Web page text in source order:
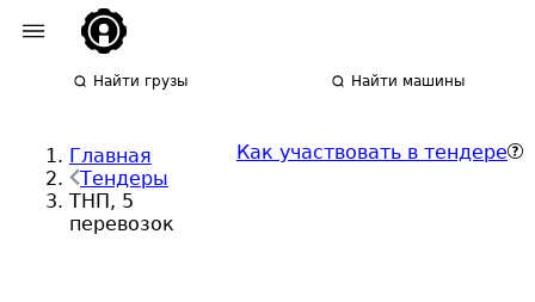
Найти грузы Найти машины
Главная
Тендеры
ТНП, 5
перевозок
Как участвовать в тендере